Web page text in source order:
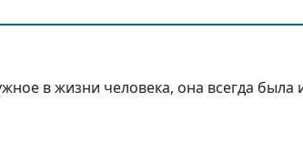
в жизни человека, она всегда